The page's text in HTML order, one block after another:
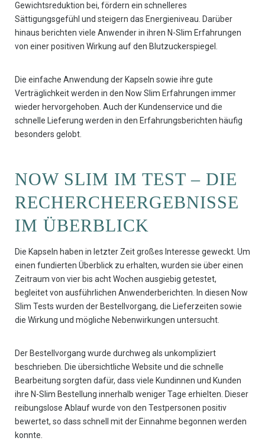
Gewichtsreduktion bei, fördern ein schnelleres
Sättigungsgefühl und steigern das Energieniveau. Darüber
hinaus berichten viele Anwender in ihren N-Slim Erfahrungen
von einer positiven Wirkung auf den Blutzuckerspiegel.
Die einfache Anwendung der Kapseln sowie ihre gute
Verträglichkeit werden in den Now Slim Erfahrungen immer
wieder hervorgehoben. Auch der Kundenservice und die
schnelle Lieferung werden in den Erfahrungsberichten häufig
besonders gelobt.
NOW SLIM IM TEST – DIE
RECHERCHEERGEBNISSE
IM ÜBERBLICK
Die Kapseln haben in letzter Zeit großes Interesse geweckt. Um
einen fundierten Überblick zu erhalten, wurden sie über einen
Zeitraum von vier bis acht Wochen ausgiebig getestet,
begleitet von ausführlichen Anwenderberichten. In diesen Now
Slim Tests wurden der Bestellvorgang, die Lieferzeiten sowie
die Wirkung und mögliche Nebenwirkungen untersucht.
Der Bestellvorgang wurde durchweg als unkompliziert
beschrieben. Die übersichtliche Website und die schnelle
Bearbeitung sorgten dafür, dass viele Kundinnen und Kunden
ihre N-Slim Bestellung innerhalb weniger Tage erhielten. Dieser
reibungslose Ablauf wurde von den Testpersonen positiv
bewertet, so dass schnell mit der Einnahme begonnen werden
konnte.